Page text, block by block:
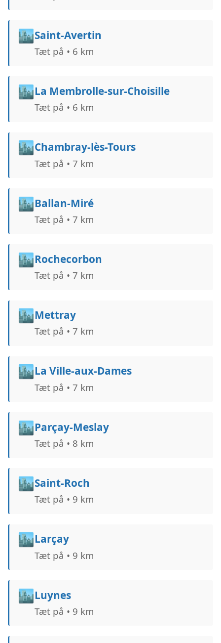
🏙️Saint-Avertin
Tæt på • 6 km
🏙️La Membrolle-sur-Choisille
Tæt på • 6 km
🏙️Chambray-lès-Tours
Tæt på • 7 km
🏙️Ballan-Miré
Tæt på • 7 km
🏙️Rochecorbon
Tæt på • 7 km
🏙️Mettray
Tæt på • 7 km
🏙️La Ville-aux-Dames
Tæt på • 7 km
🏙️Parçay-Meslay
Tæt på • 8 km
🏙️Saint-Roch
Tæt på • 9 km
🏙️Larçay
Tæt på • 9 km
🏙️Luynes
Tæt på • 9 km